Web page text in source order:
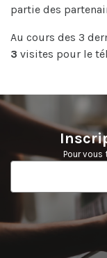
partie des
Au cours des 3
3 visites pour le
Pour vous